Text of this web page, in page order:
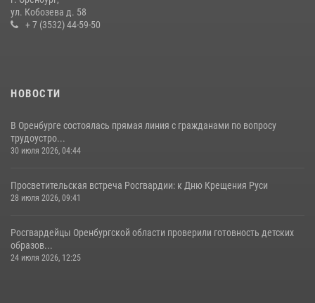
служебно-боевой деятельности за первое полугодие 2026 года
17 июля 2026, 11:30
ул. Кобозева д. 58
+ 7 (3532) 44-59-50
НОВОСТИ
В Оренбурге состоялась прямая линия с гражданами по вопросу
трудоустро...
30 июля 2026, 04:44
Просветительская встреча Росгвардии: к Дню Крещения Руси
28 июля 2026, 09:41
Росгвардейцы Оренбургской области проверили готовность детских
образов...
24 июля 2026, 12:25